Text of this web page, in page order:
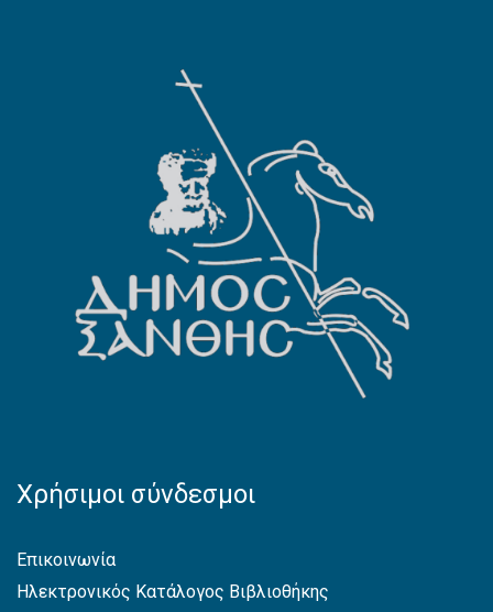
Χρήσιμοι σύνδεσμοι
Επικοινωνία
Ηλεκτρονικός Κατάλογος Βιβλιοθήκης